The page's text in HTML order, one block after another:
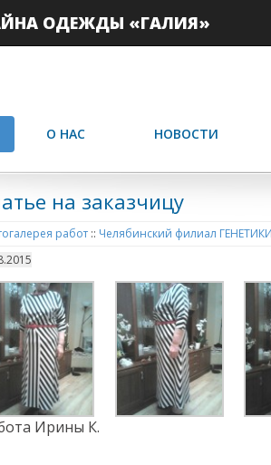
ОДЕЖДЫ «ГАЛИЯ»
О НАС НОВОСТИ
на заказчицу
работ:: Челябинский филиал
Ирины К.